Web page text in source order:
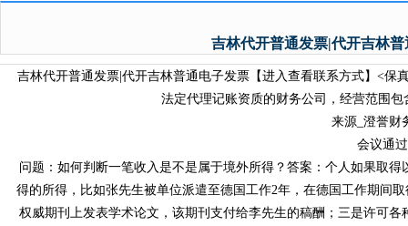
吉林代开普通发票|代开吉林
吉林代开普通发票|代开吉林普通电子发票【进入查看联系方式】<保
法定代理记账资质的财务公司，经营范围包
来源_澄誉财
会议通
问题：如何判断一笔收入是不是属于境外所得？答案：个人如果取得
得的所得，比如张先生被单位派遣至德国工作2年，在德国工作
权威期刊上发表学术论文，该期刊支付给李先生的稿酬；三是许可各